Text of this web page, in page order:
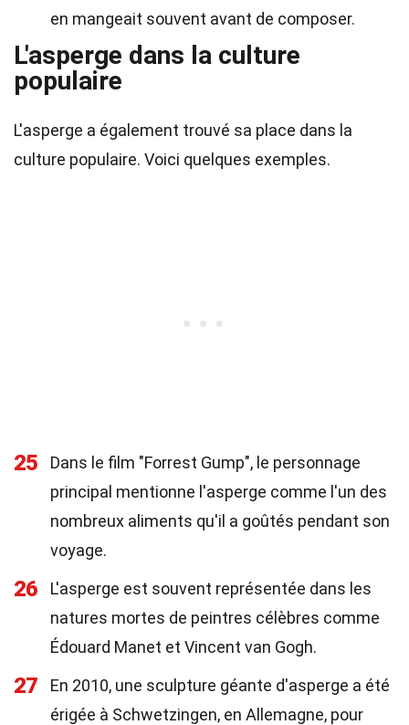
en mangeait souvent avant de composer.
L'asperge dans la culture
populaire
L'asperge a également trouvé sa place dans la
culture populaire. Voici quelques exemples.
25
Dans le film "Forrest Gump", le personnage
principal mentionne l'asperge comme l'un des
nombreux aliments qu'il a goûtés pendant son
voyage.
26
L'asperge est souvent représentée dans les
natures mortes de peintres célèbres comme
Édouard Manet et Vincent van Gogh.
27
En 2010, une sculpture géante d'asperge a été
érigée à Schwetzingen, en Allemagne, pour